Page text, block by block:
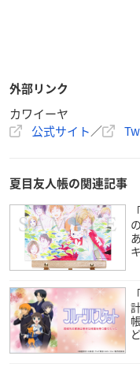
外部リンク
カワイーヤ
公式サイト／
夏目友人帳の関連記事